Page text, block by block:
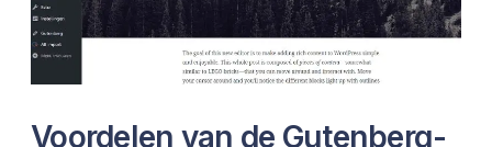
Voordelen van de Gutenberg-